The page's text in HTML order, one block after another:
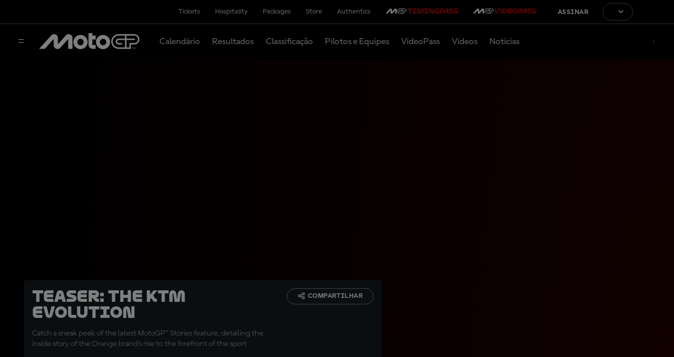
Tickets Hospitality Packages Store Authentics ASSINAR
Calendário Resultados Classificação Pilotos e Equipes VideoPass Vídeos Notícias
TEASER: The KTM
Evolution
Catch a sneak peek of the latest MotoGP™ Stories feature, detailing the
inside story of the Orange brand's rise to the forefront of the sport
COMPARTILHAR